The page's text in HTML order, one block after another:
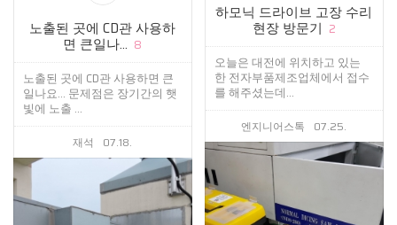
하모닉 드라이브 고장 수리
현장 방문기 2
오늘은 대전에 위치하고 있는
한 전자부품제조업체에서 접수
를 해주셨는데...
엔지니어스톡 07.25.
노출된 곳에 CD관 사용하
면 큰일나... 8
노출된 곳에 CD관 사용하면 큰
일나요... 문제점은 장기간의 햇
빛에 노출 ...
재석 07.18.